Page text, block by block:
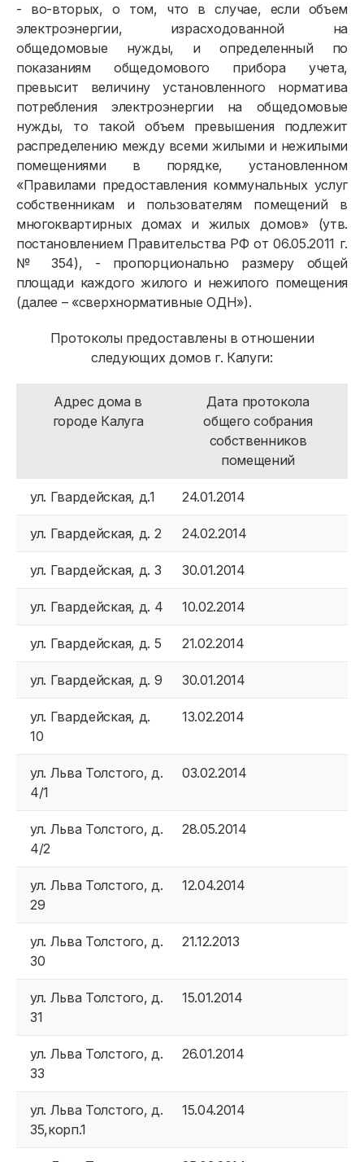
- во-вторых, о том, что в случае, если объем
электроэнергии, израсходованной на
общедомовые нужды, и определенный по
показаниям общедомового прибора учета,
превысит величину установленного норматива
потребления электроэнергии на общедомовые
нужды, то такой объем превышения подлежит
распределению между всеми жилыми и нежилыми
помещениями в порядке, установленном
«Правилами предоставления коммунальных услуг
собственникам и пользователям помещений в
многоквартирных домах и жилых домов» (утв.
постановлением Правительства РФ от 06.05.2011 г.
№ 354), - пропорционально размеру общей
площади каждого жилого и нежилого помещения
(далее – «сверхнормативные ОДН»).
Протоколы предоставлены в отношении
следующих домов г. Калуги:
Адрес дома в
городе Калуга
Дата протокола
общего собрания
собственников
помещений
ул. Гвардейская, д.1 24.01.2014
ул. Гвардейская, д. 2 24.02.2014
ул. Гвардейская, д. 3 30.01.2014
ул. Гвардейская, д. 4 10.02.2014
ул. Гвардейская, д. 5 21.02.2014
ул. Гвардейская, д. 9 30.01.2014
ул. Гвардейская, д.
10
13.02.2014
ул. Льва Толстого, д.
4/1
03.02.2014
ул. Льва Толстого, д.
4/2
28.05.2014
ул. Льва Толстого, д.
29
12.04.2014
ул. Льва Толстого, д.
30
21.12.2013
ул. Льва Толстого, д.
31
15.01.2014
ул. Льва Толстого, д.
33
26.01.2014
ул. Льва Толстого, д.
35,корп.1
15.04.2014